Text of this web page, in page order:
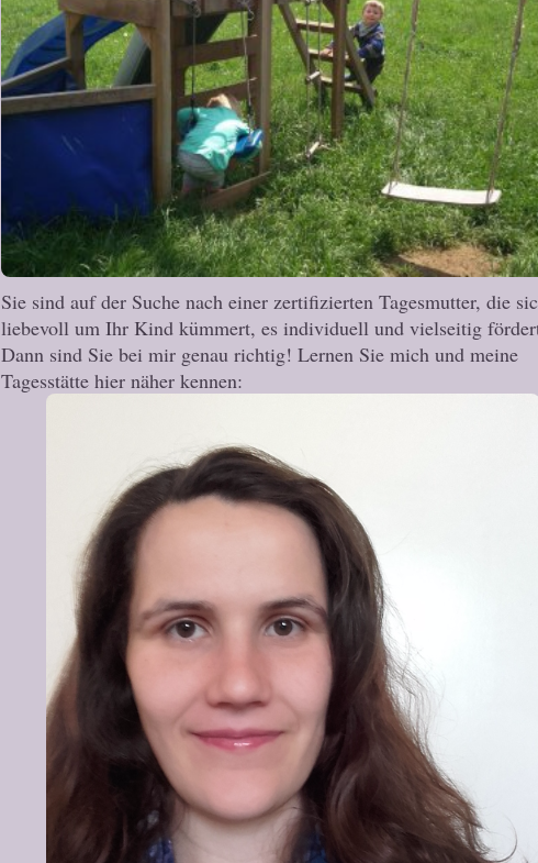
Sie sind auf der Suche nach einer zertifizierten Tagesmutter, die
liebevoll um Ihr Kind kümmert, es individuell und vielseitig
Dann sind Sie bei mir genau richtig! Lernen Sie mich und meine
Tagesstätte hier näher kennen: